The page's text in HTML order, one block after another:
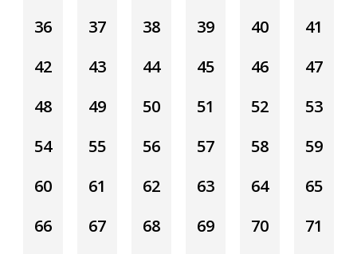
36
37 38 39 40
41
42
43 44 45 46
47
48
49 50 51 52
53
54
55 56 57 58
59
60
61 62 63 64
65
66
67 68 69 70
71